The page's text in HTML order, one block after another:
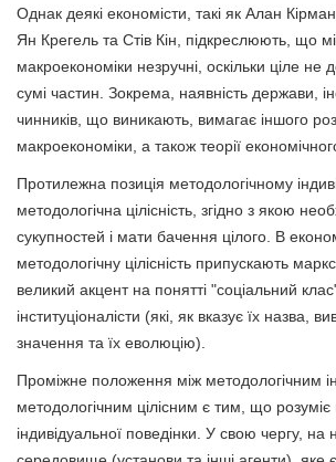
Однак деякі економісти, такі як Алан
Ян Крегель та Стів Кін, підкреслюють, що
макроекономіки незручні, оскільки ціле не
сумі частин. Зокрема, наявність держави,
чинників, що виникають, вимагає іншого
макроекономіки, а також теорії
Протилежна позиція методологічному
методологічна цілісність, згідно з якою
сукупностей і мати бачення цілого. В
методологічну цілісність припускають
великий акцент на понятті "соціальний
інституціоналісти (які, як вказує їх назва,
значення та їх еволюцію).
Проміжне положення між методологічним
методологічним цілісним є тим, що розуміє
індивідуальної поведінки. У свою чергу, на